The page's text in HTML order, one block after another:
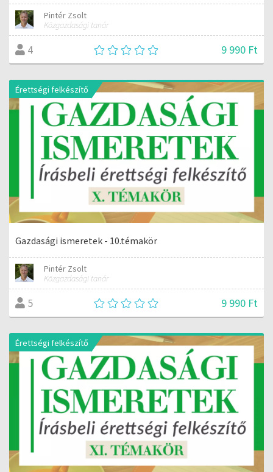
Pintér Zsolt
Közgazdasági tanár
4 9 990 Ft
Érettségi felkészítő
Gazdasági ismeretek - 10.témakör
Pintér Zsolt
Közgazdasági tanár
5 9 990 Ft
Érettségi felkészítő